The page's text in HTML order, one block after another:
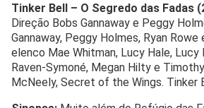
Tinker Bell – O Segredo das Fadas
Direção Bobs Gannaway e Peggy
Gannaway, Peggy Holmes, Ryan Rowe
elenco Mae Whitman, Lucy Hale, Lucy
Raven-Symoné, Megan Hilty e
McNeely, Secret of the Wings. Tinker